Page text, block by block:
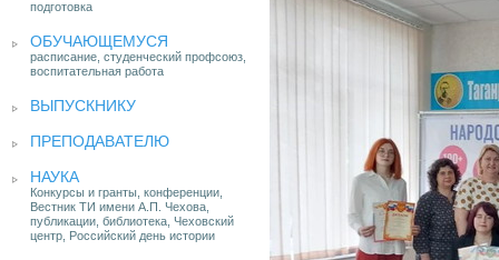
подготовка
ОБУЧАЮЩЕМУСЯ
расписание, студенческий профсоюз,
воспитательная работа
ВЫПУСКНИКУ
ПРЕПОДАВАТЕЛЮ
НАУКА
Конкурсы и гранты, конференции,
Вестник ТИ имени А.П. Чехова,
публикации, библиотека, Чеховский
центр, Российский день истории